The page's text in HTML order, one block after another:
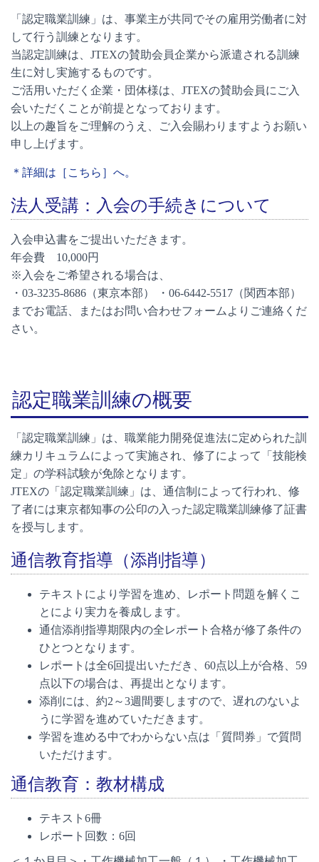
「認定職業訓練」は、事業主が共同でその雇用労働者に対
して行う訓練となります。
当認定訓練は、JTEXの賛助会員企業から派遣される訓練
生に対し実施するものです。
ご活用いただく企業・団体様は、JTEXの賛助会員にご入
会いただくことが前提となっております。
以上の趣旨をご理解のうえ、ご入会賜わりますようお願い
申し上げます。
＊詳細は［こちら］へ。
法人受講：入会の手続きについて
入会申込書をご提出いただきます。
年会費 10,000円
※入会をご希望される場合は、
・03-3235-8686（東京本部） ・06-6442-5517（関西本部）
までお電話、またはお問い合わせフォームよりご連絡くだ
さい。
認定職業訓練の概要
「認定職業訓練」は、職業能力開発促進法に定められた訓
練カリキュラムによって実施され、修了によって「技能検
定」の学科試験が免除となります。
JTEXの「認定職業訓練」は、通信制によって行われ、修
了者には東京都知事の公印の入った認定職業訓練修了証書
を授与します。
通信教育指導（添削指導）
テキストにより学習を進め、レポート問題を解くこ
とにより実力を養成します。
通信添削指導期限内の全レポート合格が修了条件の
ひとつとなります。
レポートは全6回提出いただき、60点以上が合格、59
点以下の場合は、再提出となります。
添削には、約2～3週間要しますので、遅れのないよ
うに学習を進めていただきます。
学習を進める中でわからない点は「質問券」で質問
いただけます。
通信教育：教材構成
テキスト6冊
レポート回数：6回